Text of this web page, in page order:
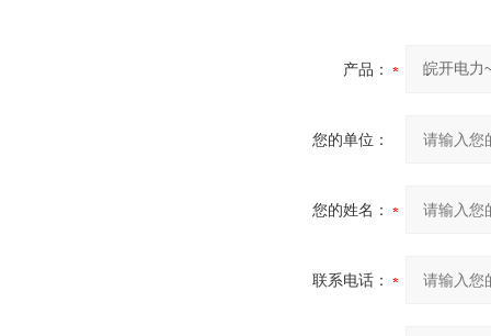
产品：
您的单位：
您的姓名：
联系电话：